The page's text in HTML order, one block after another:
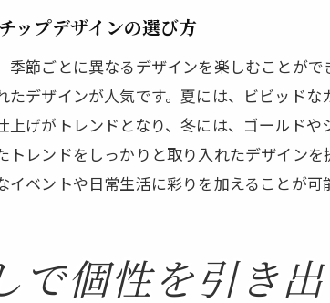
長さだしによる新し
サロンでの長さだし
進化するネイルアー
ップデザインの選び方
季節ごとに異なるデザインを楽しむことが
たデザインが人気です。夏には、ビビッド
上げがトレンドとなり、冬には、ゴールド
トレンドをしっかりと取り入れたデザイン
ベントや日常生活に彩りを加えることが可
で個性を引き